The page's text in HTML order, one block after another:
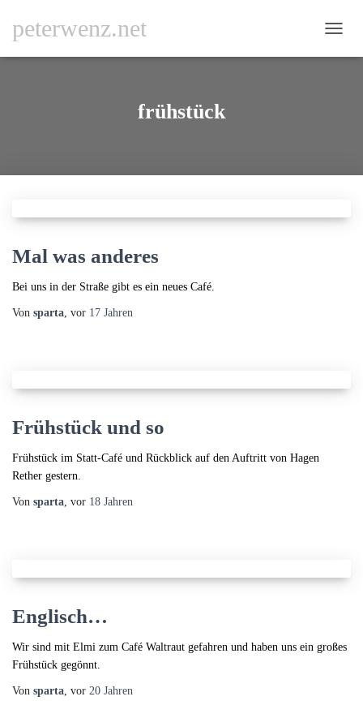
peterwenz.net
frühstück
Mal was anderes
Bei uns in der Straße gibt es ein neues Café.
Von sparta, vor 17 Jahren
Frühstück und so
Frühstück im Statt-Café und Rückblick auf den Auftritt von Hagen
Rether gestern.
Von sparta, vor 18 Jahren
Englisch…
Wir sind mit Elmi zum Café Waltraut gefahren und haben uns ein großes
Frühstück gegönnt.
Von sparta, vor 20 Jahren